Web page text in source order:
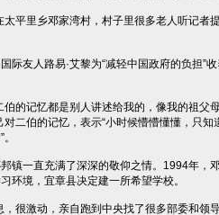
里乡邓家湾村，村子里很多老人听记者
友人路易·艾黎为“减轻中国政府的负担”
的记忆都是别人讲述给我的，像我的祖父
二伯的记忆，表示“小时候懵懵懂懂，只
一直充满了深深的敬仰之情。1994年，
环境，宜章县决定建一所希望学校。
很激动，亲自跑到中央找了很多部委和领